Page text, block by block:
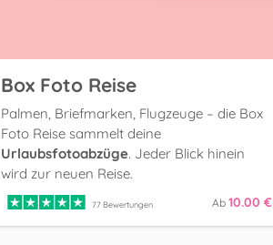
Box Foto Reise
Palmen, Briefmarken, Flugzeuge – die Box
Foto Reise sammelt deine
Urlaubsfotoabzüge. Jeder Blick hinein
wird zur neuen Reise.
77 Bewertungen Ab 10.00 €